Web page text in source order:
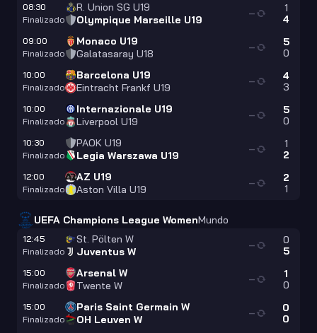
08:30
Finalizado
R. Union SG U19
Olympique Marseille U19
1
4
—
09:00
Finalizado
Monaco U19
Galatasaray U18
5
0
—
10:00
Finalizado
Barcelona U19
Eintracht Frankf U19
4
3
—
10:00
Finalizado
Internazionale U19
Liverpool U19
5
0
—
10:30
Finalizado
PAOK U19
Legia Warszawa U19
1
2
—
12:00
Finalizado
AZ U19
Aston Villa U19
2
1
—
UEFA Champions League WomenMundo
12:45
Finalizado
St. Pölten W
Juventus W
0
5
—
15:00
Finalizado
Arsenal W
Twente W
1
0
—
15:00
Finalizado
Paris Saint Germain W
OH Leuven W
0
0
—